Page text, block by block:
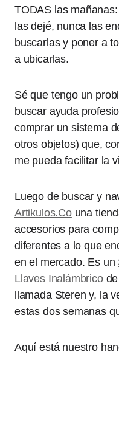
TODAS las
las dejé, nunca las
buscarlas y poner a
a ubicarlas.
Sé que tengo un
buscar ayuda
comprar un sistema
otros objetos) que,
me pueda facilitar la
Luego de buscar y
Artikulos.Couna
accesorios para
diferentes a lo que
en el mercado. Es un
Llaves Inalámbricode
llamada Steren y, la
estas dos semanas
Aquí está nuestro